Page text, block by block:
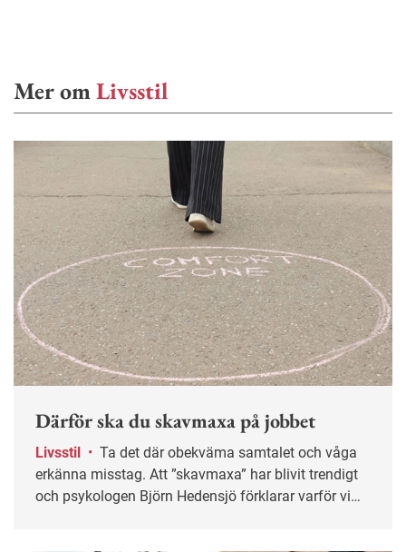
Mer omLivsstil
Därför ska du skavmaxa på jobbet
Livsstil •
erkänna misstag. Att ”skavmaxa” har blivit trendigt
och psykologen Björn Hedensjö förklarar varför vi